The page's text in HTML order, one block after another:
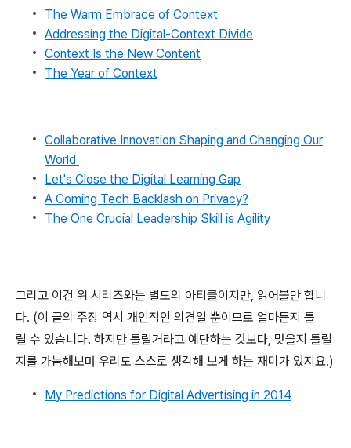
The Warm Embrace of Context
Addressing the Digital-Context Divide
Context Is the New Content
The Year of Context
Collaborative Innovation Shaping and Changing Our
World
Let's Close the Digital Learning Gap
A Coming Tech Backlash on Privacy?
The One Crucial Leadership Skill is Agility
그리고 이건 위 시리즈와는 별도의 아티클이지만, 읽어볼만 합니
다. (이 글의 주장 역시 개인적인 의견일 뿐이므로 얼마든지 틀
릴 수 있습니다. 하지만 틀릴거라고 예단하는 것보다, 맞을지 틀릴
지를 가늠해보며 우리도 스스로 생각해 보게 하는 재미가 있지요.)
My Predictions for Digital Advertising in 2014